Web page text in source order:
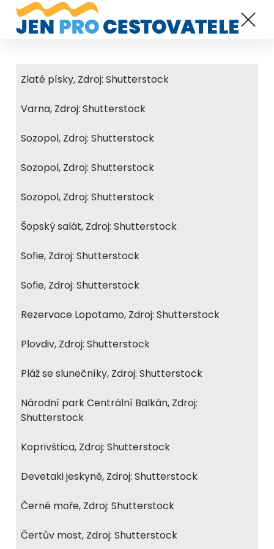
Zlaté písky, Zdroj: Shutterstock
Varna, Zdroj: Shutterstock
Sozopol, Zdroj: Shutterstock
Sozopol, Zdroj: Shutterstock
Sozopol, Zdroj: Shutterstock
Šopský salát, Zdroj: Shutterstock
Sofie, Zdroj: Shutterstock
Sofie, Zdroj: Shutterstock
Rezervace Lopotamo, Zdroj: Shutterstock
Plovdiv, Zdroj: Shutterstock
Pláž se slunečníky, Zdroj: Shutterstock
Národní park Centrální Balkán, Zdroj:
Shutterstock
Koprivštica, Zdroj: Shutterstock
Devetaki jeskyně, Zdroj: Shutterstock
Černé moře, Zdroj: Shutterstock
Čertův most, Zdroj: Shutterstock